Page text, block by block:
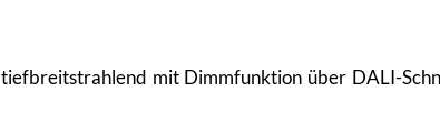
tiefbreitstrahlend mit Dimmfunktion über DALI-